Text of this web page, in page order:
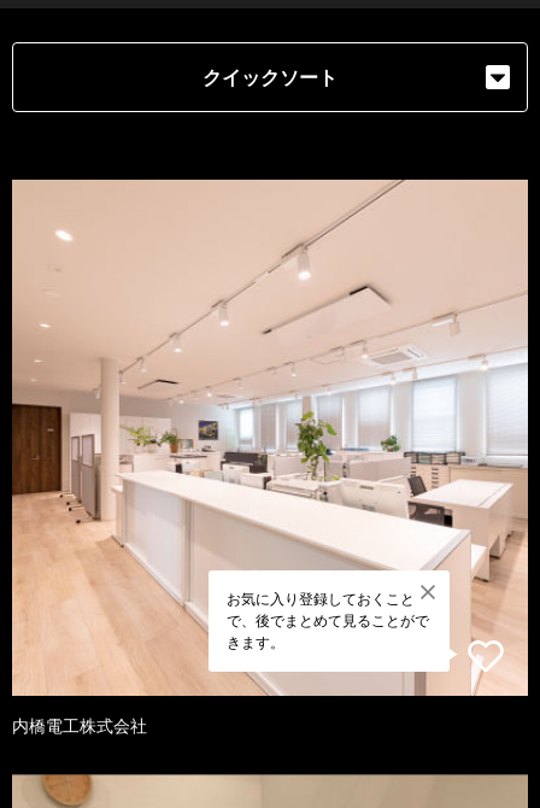
クイックソート
お気に入り登録しておくこと
で、後でまとめて見ることがで
きます。
内橋電工株式会社